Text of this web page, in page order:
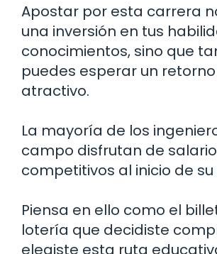
Apostar por esta carrera
una inversión en tus
conocimientos, sino que
puedes esperar un
atractivo.
La mayoría de los
campo disfrutan de
competitivos al inicio de
Piensa en ello como el
lotería que decidiste
elegiste esta ruta